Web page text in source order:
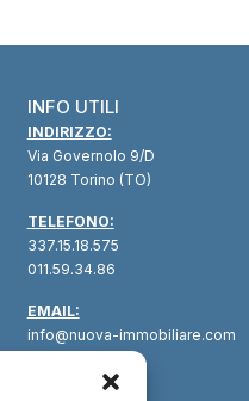
INFO UTILI
INDIRIZZO:
Via Governolo 9/D
10128 Torino (TO)
TELEFONO:
337.15.18.575
011.59.34.86
EMAIL:
info@nuova-immobiliare.com